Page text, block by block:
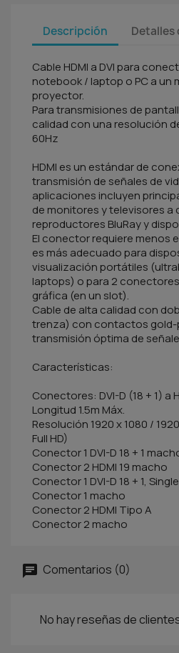
Descripción
Cable HDMI a DVI para
notebook / laptop o PC a un
proyector.
Para transmisiones de
calidad con una resolución
60Hz
HDMI es un estándar de
transmisión de señales de
aplicaciones incluyen
de monitores y televisores a
reproductores BluRay y
El conector requiere menos
es más adecuado para
visualización portátiles
laptops) o para 2
gráfica (en un slot).
Cable de alta calidad con
trenza) con contactos gold-
transmisión óptima de
Características:
Conectores: DVI-D (18 + 1) a
Longitud 1.5m Máx.
Resolución 1920 x 1080 /
Full HD)
Conector 1 DVI-D 18 + 1
Conector 2 HDMI 19 macho
Conector 1 DVI-D 18 + 1,
Conector 1 macho
Conector 2 HDMI Tipo A
Conector 2 macho
Comentarios (0)
No hay reseñas de